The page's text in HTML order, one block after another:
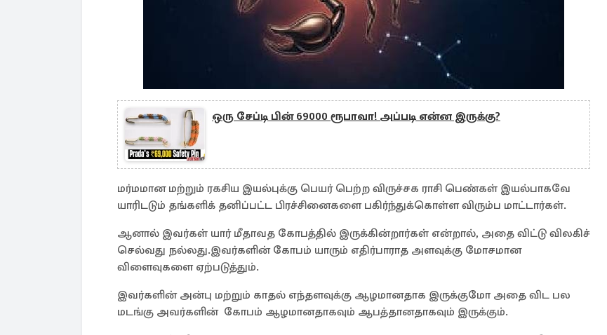
ஒரு சேப்டி பின் 69000 ரூபாவா! அப்படி என்ன இருக்கு?
மர்மமான மற்றும் ரகசிய இயல்புக்கு பெயர் பெற்ற விருச்சக ராசி பெண்கள் இயல்பாகவே
யாரிடடும் தங்களிக் தனிப்பட்ட பிரச்சினைகளை பகிர்ந்துக்கொள்ள விரும்ப மாட்டார்கள்.
ஆனால் இவர்கள் யார் மீதாவத கோபத்தில் இருக்கின்றார்கள் என்றால், அதை விட்டு விலகிச்
செல்வது நல்லது.இவர்களின் கோபம் யாரும் எதிர்பாராத அளவுக்கு மோசமான
விளைவுகளை ஏற்படுத்தும்.
இவர்களின் அன்பு மற்றும் காதல் எந்தளவுக்கு ஆழமானதாக இருக்குமோ அதை விட பல
மடங்கு அவர்களின் கோபம் ஆழமானதாகவும் ஆபத்தானதாகவும் இருக்கும்.